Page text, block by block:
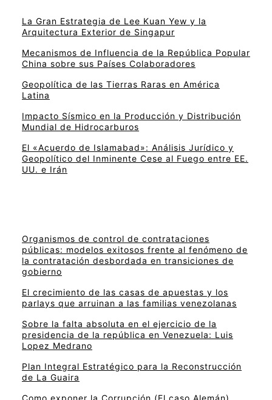
La Gran Estrategia de Lee Kuan Yew y la
Arquitectura Exterior de Singapur
Mecanismos de Influencia de la República Popular
China sobre sus Países Colaboradores
Geopolítica de las Tierras Raras en América
Latina
Impacto Sísmico en la Producción y Distribución
Mundial de Hidrocarburos
El «Acuerdo de Islamabad»: Análisis Jurídico y
Geopolítico del Inminente Cese al Fuego entre EE.
UU. e Irán
Organismos de control de contrataciones
públicas: modelos exitosos frente al fenómeno de
la contratación desbordada en transiciones de
gobierno
El crecimiento de las casas de apuestas y los
parlays que arruinan a las familias venezolanas
Sobre la falta absoluta en el ejercicio de la
presidencia de la república en Venezuela: Luis
Lopez Medrano
Plan Integral Estratégico para la Reconstrucción
de La Guaira